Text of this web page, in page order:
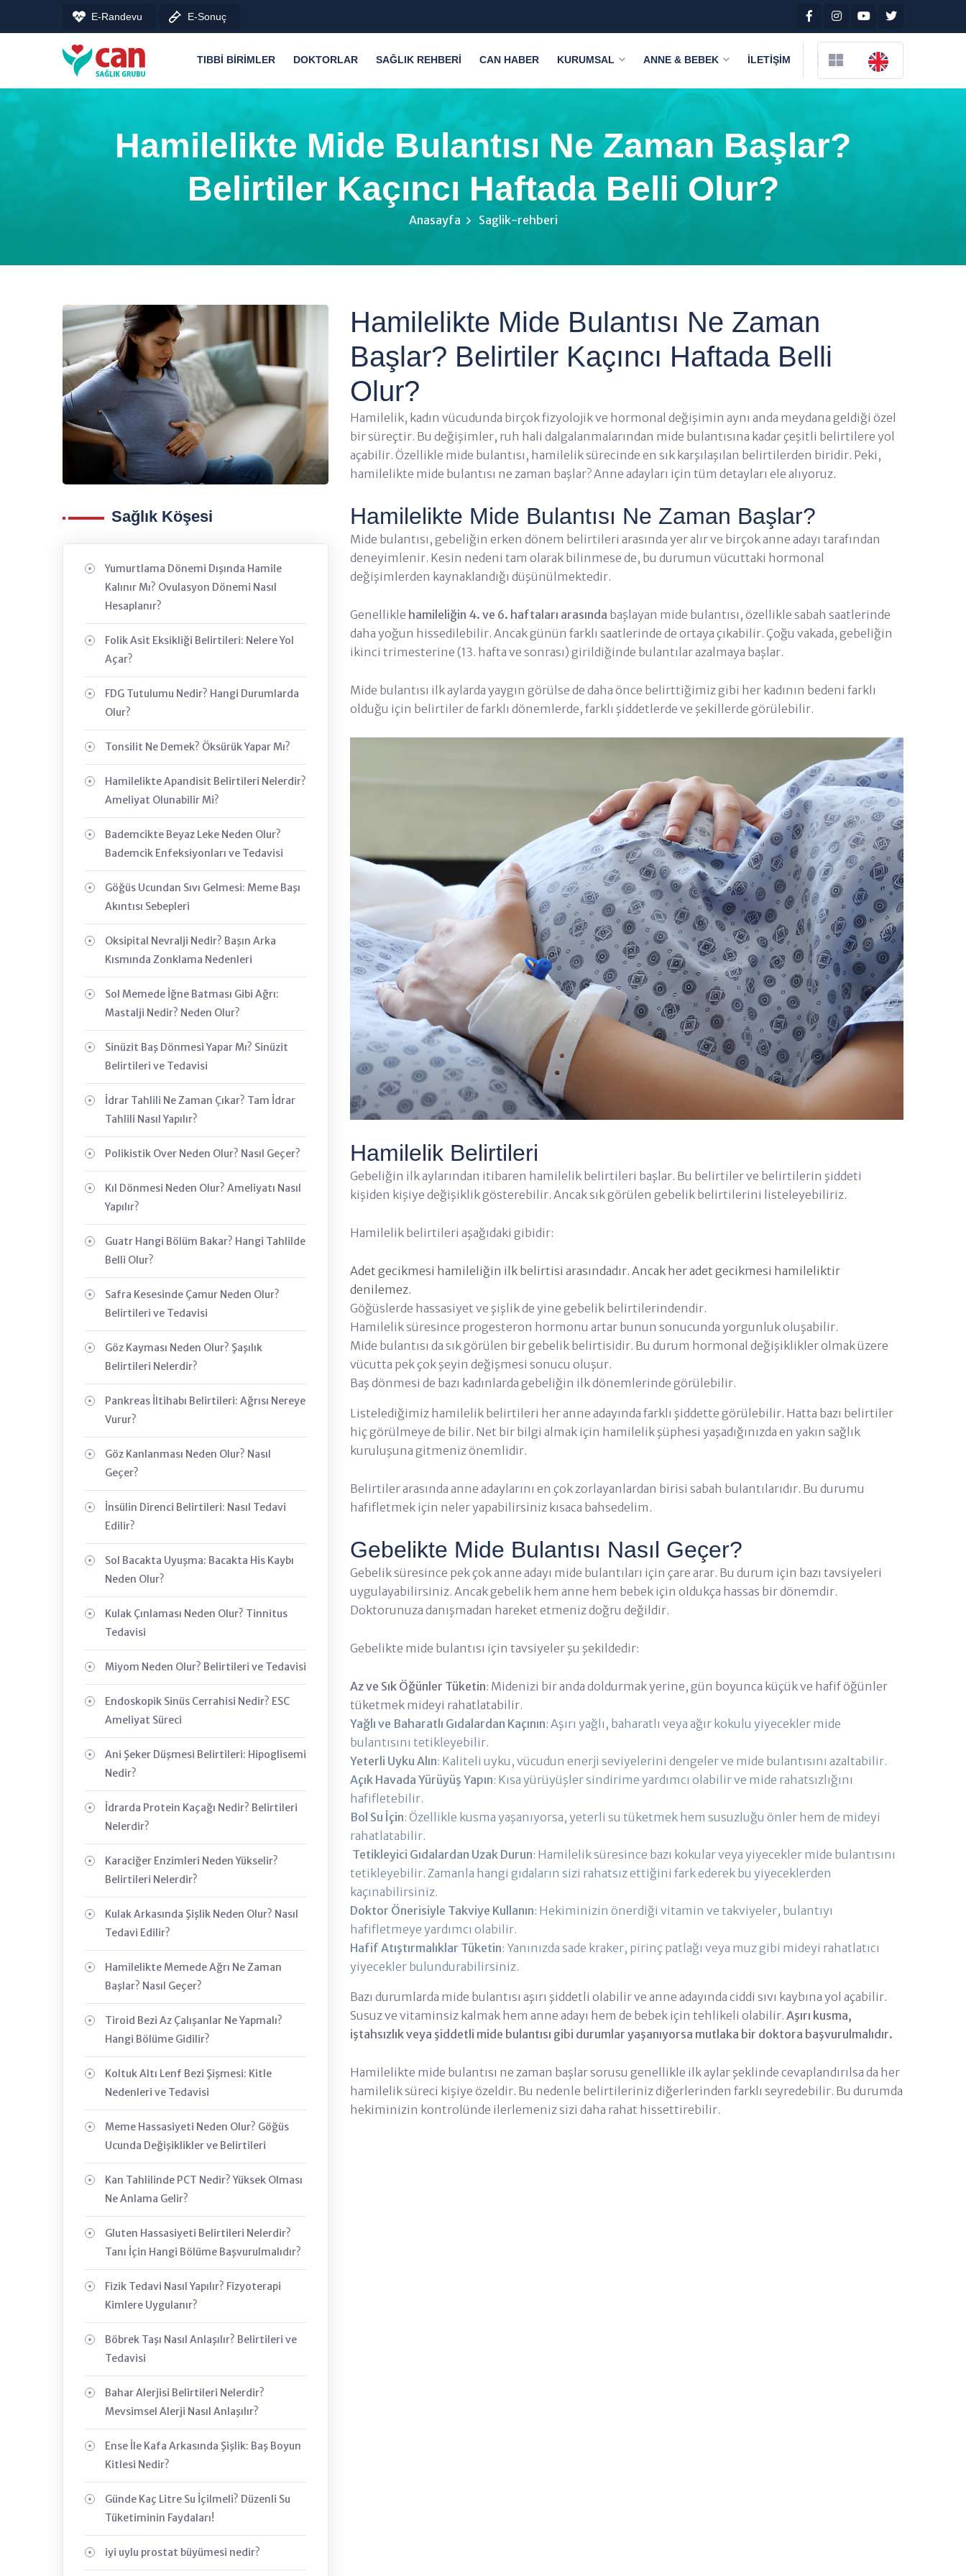
E-Randevu E-Sonuç
TIBBI BIRIMLER DOKTORLAR SAĞLIK REHBERI CAN HABER KURUMSAL ANNE & BEBEK İLETIŞIM
Hamilelikte Mide Bulantısı Ne Zaman Başlar?
Belirtiler Kaçıncı Haftada Belli Olur?
Anasayfa Saglik-rehberi
Sağlık Köşesi
Yumurtlama Dönemi Dışında Hamile
Kalınır Mı? Ovulasyon Dönemi Nasıl
Hesaplanır?
Folik Asit Eksikliği Belirtileri: Nelere Yol
Açar?
FDG Tutulumu Nedir? Hangi Durumlarda
Olur?
Tonsilit Ne Demek? Öksürük Yapar Mı?
Hamilelikte Apandisit Belirtileri Nelerdir?
Ameliyat Olunabilir Mi?
Bademcikte Beyaz Leke Neden Olur?
Bademcik Enfeksiyonları ve Tedavisi
Göğüs Ucundan Sıvı Gelmesi: Meme Başı
Akıntısı Sebepleri
Oksipital Nevralji Nedir? Başın Arka
Kısmında Zonklama Nedenleri
Sol Memede İğne Batması Gibi Ağrı:
Mastalji Nedir? Neden Olur?
Sinüzit Baş Dönmesi Yapar Mı? Sinüzit
Belirtileri ve Tedavisi
İdrar Tahlili Ne Zaman Çıkar? Tam İdrar
Tahlili Nasıl Yapılır?
Polikistik Over Neden Olur? Nasıl Geçer?
Kıl Dönmesi Neden Olur? Ameliyatı Nasıl
Yapılır?
Guatr Hangi Bölüm Bakar? Hangi Tahlilde
Belli Olur?
Safra Kesesinde Çamur Neden Olur?
Belirtileri ve Tedavisi
Göz Kayması Neden Olur? Şaşılık
Belirtileri Nelerdir?
Pankreas İltihabı Belirtileri: Ağrısı Nereye
Vurur?
Göz Kanlanması Neden Olur? Nasıl
Geçer?
İnsülin Direnci Belirtileri: Nasıl Tedavi
Edilir?
Sol Bacakta Uyuşma: Bacakta His Kaybı
Neden Olur?
Kulak Çınlaması Neden Olur? Tinnitus
Tedavisi
Miyom Neden Olur? Belirtileri ve Tedavisi
Endoskopik Sinüs Cerrahisi Nedir? ESC
Ameliyat Süreci
Ani Şeker Düşmesi Belirtileri: Hipoglisemi
Nedir?
İdrarda Protein Kaçağı Nedir? Belirtileri
Nelerdir?
Karaciğer Enzimleri Neden Yükselir?
Belirtileri Nelerdir?
Kulak Arkasında Şişlik Neden Olur? Nasıl
Tedavi Edilir?
Hamilelikte Memede Ağrı Ne Zaman
Başlar? Nasıl Geçer?
Tiroid Bezi Az Çalışanlar Ne Yapmalı?
Hangi Bölüme Gidilir?
Koltuk Altı Lenf Bezi Şişmesi: Kitle
Nedenleri ve Tedavisi
Meme Hassasiyeti Neden Olur? Göğüs
Ucunda Değişiklikler ve Belirtileri
Kan Tahlilinde PCT Nedir? Yüksek Olması
Ne Anlama Gelir?
Gluten Hassasiyeti Belirtileri Nelerdir?
Tanı İçin Hangi Bölüme Başvurulmalıdır?
Fizik Tedavi Nasıl Yapılır? Fizyoterapi
Kimlere Uygulanır?
Böbrek Taşı Nasıl Anlaşılır? Belirtileri ve
Tedavisi
Bahar Alerjisi Belirtileri Nelerdir?
Mevsimsel Alerji Nasıl Anlaşılır?
Ense İle Kafa Arkasında Şişlik: Baş Boyun
Kitlesi Nedir?
Günde Kaç Litre Su İçilmeli? Düzenli Su
Tüketiminin Faydaları!
iyi uylu prostat büyümesi nedir?
Hamilelikte Mide Bulantısı Ne Zaman
Başlar? Belirtiler Kaçıncı Haftada Belli
Olur?
Hamilelik, kadın vücudunda birçok fizyolojik ve hormonal değişimin aynı anda meydana geldiği özel
bir süreçtir. Bu değişimler, ruh hali dalgalanmalarından mide bulantısına kadar çeşitli belirtilere yol
açabilir. Özellikle mide bulantısı, hamilelik sürecinde en sık karşılaşılan belirtilerden biridir. Peki,
hamilelikte mide bulantısı ne zaman başlar? Anne adayları için tüm detayları ele alıyoruz.
Hamilelikte Mide Bulantısı Ne Zaman Başlar?
Mide bulantısı, gebeliğin erken dönem belirtileri arasında yer alır ve birçok anne adayı tarafından
deneyimlenir. Kesin nedeni tam olarak bilinmese de, bu durumun vücuttaki hormonal
değişimlerden kaynaklandığı düşünülmektedir.
Genellikle hamileliğin 4. ve 6. haftaları arasında başlayan mide bulantısı, özellikle sabah saatlerinde
daha yoğun hissedilebilir. Ancak günün farklı saatlerinde de ortaya çıkabilir. Çoğu vakada, gebeliğin
ikinci trimesterine (13. hafta ve sonrası) girildiğinde bulantılar azalmaya başlar.
Mide bulantısı ilk aylarda yaygın görülse de daha önce belirttiğimiz gibi her kadının bedeni farklı
olduğu için belirtiler de farklı dönemlerde, farklı şiddetlerde ve şekillerde görülebilir.
Hamilelik Belirtileri
Gebeliğin ilk aylarından itibaren hamilelik belirtileri başlar. Bu belirtiler ve belirtilerin şiddeti
kişiden kişiye değişiklik gösterebilir. Ancak sık görülen gebelik belirtilerini listeleyebiliriz.
Hamilelik belirtileri aşağıdaki gibidir:
Adet gecikmesi hamileliğin ilk belirtisi arasındadır. Ancak her adet gecikmesi hamileliktir
denilemez.
Göğüslerde hassasiyet ve şişlik de yine gebelik belirtilerindendir.
Hamilelik süresince progesteron hormonu artar bunun sonucunda yorgunluk oluşabilir.
Mide bulantısı da sık görülen bir gebelik belirtisidir. Bu durum hormonal değişiklikler olmak üzere
vücutta pek çok şeyin değişmesi sonucu oluşur.
Baş dönmesi de bazı kadınlarda gebeliğin ilk dönemlerinde görülebilir.
Listelediğimiz hamilelik belirtileri her anne adayında farklı şiddette görülebilir. Hatta bazı belirtiler
hiç görülmeye de bilir. Net bir bilgi almak için hamilelik şüphesi yaşadığınızda en yakın sağlık
kuruluşuna gitmeniz önemlidir.
Belirtiler arasında anne adaylarını en çok zorlayanlardan birisi sabah bulantılarıdır. Bu durumu
hafifletmek için neler yapabilirsiniz kısaca bahsedelim.
Gebelikte Mide Bulantısı Nasıl Geçer?
Gebelik süresince pek çok anne adayı mide bulantıları için çare arar. Bu durum için bazı tavsiyeleri
uygulayabilirsiniz. Ancak gebelik hem anne hem bebek için oldukça hassas bir dönemdir.
Doktorunuza danışmadan hareket etmeniz doğru değildir.
Gebelikte mide bulantısı için tavsiyeler şu şekildedir:
Az ve Sık Öğünler Tüketin: Midenizi bir anda doldurmak yerine, gün boyunca küçük ve hafif öğünler
tüketmek mideyi rahatlatabilir.
Yağlı ve Baharatlı Gıdalardan Kaçının: Aşırı yağlı, baharatlı veya ağır kokulu yiyecekler mide
bulantısını tetikleyebilir.
Yeterli Uyku Alın: Kaliteli uyku, vücudun enerji seviyelerini dengeler ve mide bulantısını azaltabilir.
Açık Havada Yürüyüş Yapın: Kısa yürüyüşler sindirime yardımcı olabilir ve mide rahatsızlığını
hafifletebilir.
Bol Su İçin: Özellikle kusma yaşanıyorsa, yeterli su tüketmek hem susuzluğu önler hem de mideyi
rahatlatabilir.
Tetikleyici Gıdalardan Uzak Durun: Hamilelik süresince bazı kokular veya yiyecekler mide bulantısını
tetikleyebilir. Zamanla hangi gıdaların sizi rahatsız ettiğini fark ederek bu yiyeceklerden
kaçınabilirsiniz.
Doktor Önerisiyle Takviye Kullanın: Hekiminizin önerdiği vitamin ve takviyeler, bulantıyı
hafifletmeye yardımcı olabilir.
Hafif Atıştırmalıklar Tüketin: Yanınızda sade kraker, pirinç patlağı veya muz gibi mideyi rahatlatıcı
yiyecekler bulundurabilirsiniz.
Bazı durumlarda mide bulantısı aşırı şiddetli olabilir ve anne adayında ciddi sıvı kaybına yol açabilir.
Susuz ve vitaminsiz kalmak hem anne adayı hem de bebek için tehlikeli olabilir. Aşırı kusma,
iştahsızlık veya şiddetli mide bulantısı gibi durumlar yaşanıyorsa mutlaka bir doktora başvurulmalıdır.
Hamilelikte mide bulantısı ne zaman başlar sorusu genellikle ilk aylar şeklinde cevaplandırılsa da her
hamilelik süreci kişiye özeldir. Bu nedenle belirtileriniz diğerlerinden farklı seyredebilir. Bu durumda
hekiminizin kontrolünde ilerlemeniz sizi daha rahat hissettirebilir.